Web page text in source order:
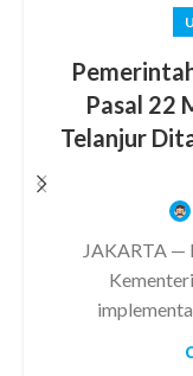
Pasal 22
Telanjur
JAKARTA —